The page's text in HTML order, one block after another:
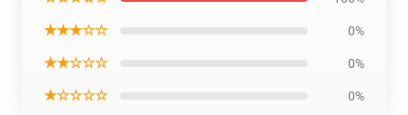
★★★☆☆ 0%
★★☆☆☆ 0%
★☆☆☆☆ 0%